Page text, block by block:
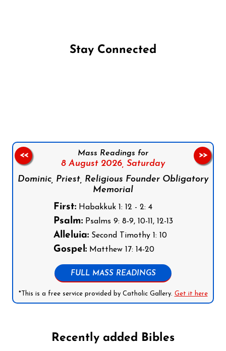
Stay Connected
Mass Readings for
8 August 2026, Saturday
Dominic, Priest, Religious Founder Obligatory
Memorial
First:Habakkuk 1: 12 - 2: 4
Psalm:Psalms 9: 8-9, 10-11, 12-13
Alleluia:Second Timothy 1: 10
Gospel:Matthew 17: 14-20
FULL MASS READINGS
*This is a free service provided by Catholic Gallery. Get it here
<< >>
Recently added Bibles